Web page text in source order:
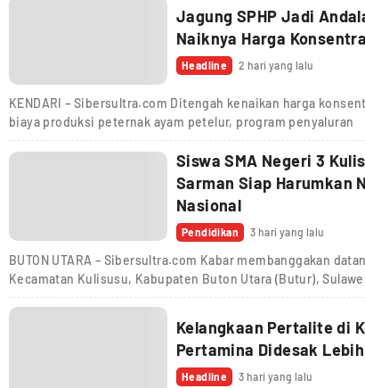
Jagung SPHP Jadi
Naiknya Harga
Headline 2 hari yang lalu
KENDARI – Sibersultra.com Ditengah kenaikan harga
biaya produksi peternak ayam petelur, program penyaluran
Siswa SMA Negeri 3
Sarman Siap Harumkan
Nasional
Pendidikan 3 hari yang lalu
BUTON UTARA – Sibersultra.com Kabar membanggakan
Kecamatan Kulisusu, Kabupaten Buton Utara (Butur),
Kelangkaan Pertalite di
Pertamina Didesak
Headline 3 hari yang lalu